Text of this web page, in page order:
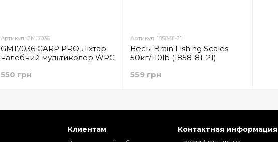
Артикул: GM17036
GM17036 CARP PRO Лiхтар
налобний мультиколор WRG
550 грн
Артикул: 1858-81-21
Весы Brain Fishing Scales
50кг/110lb (1858-81-21)
559 грн
Клиентам Контактная информация